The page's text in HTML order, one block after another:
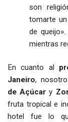
son
tomarte
de
mientras
En cuanto al
Janeiro,
de Açúcar y
fruta tropical e
hotel fue lo